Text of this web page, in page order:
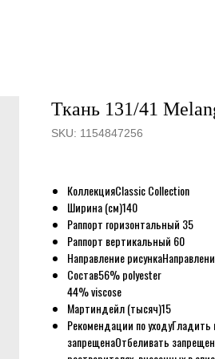
Ткань 131/41
SKU: 1154847256
КоллекцияClassic Collection
Ширина (см)140
Раппорт горизонтальный 35
Раппорт вертикальный 60
Направление рисунка
Состав56% polyester
44% viscose
Мартиндейл (тысяч)15
Рекомендации по уходуГладить
запрещенаОтбеливать